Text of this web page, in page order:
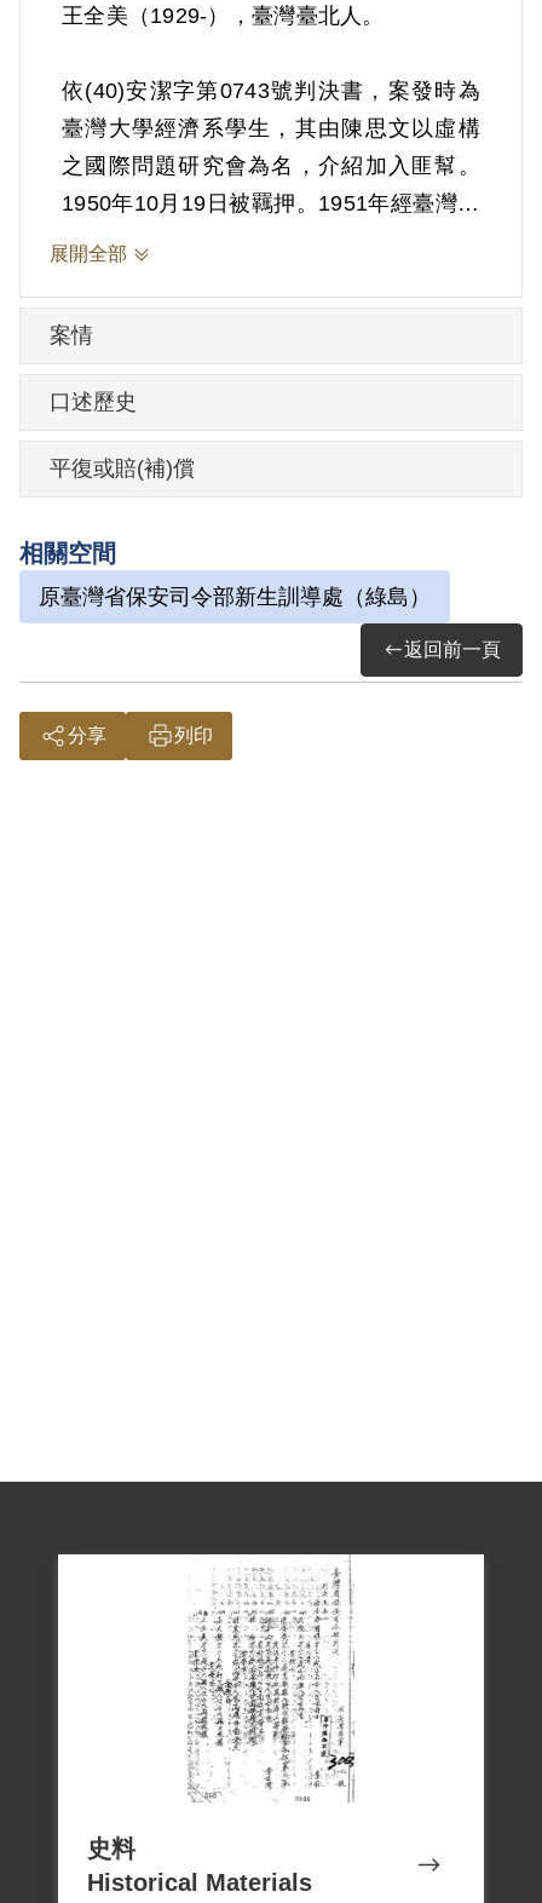
王全美（1929-），臺灣臺北人。
依(40)安潔字第0743號判決書，案發時為
臺灣大學經濟系學生，其由陳思文以虛構
之國際問題研究會為名，介紹加入匪幫。
1950年10月19日被羈押。1951年經臺灣省
保安司令部以《懲治叛亂條例》第5條「參
其於1999年8月向補償基金會提出申請，
2001年7月經第2屆第10次臨時董事會審核
通過予以補償。補償理由為原判決認定其
參加叛亂組織，係以其於偵查中之自白及
另案被告陳思文之供證為據。惟其於審理
中否認，且原判決對該「國際問題研究
會」組織之性質與目的均未予查證敘明，
此外無其他具體佐證，故認本案非有實
2018年12月經促轉會公告撤銷判決處分。
展開全部
案情
口述歷史
平復或賠(補)償
相關空間
原臺灣省保安司令部新生訓導處（綠島）
返回前一頁
分享 列印
史料
Historical Materials